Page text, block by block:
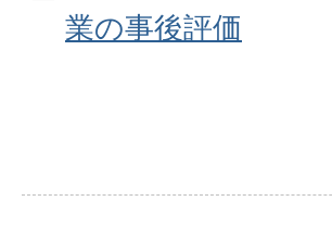
業の事後評価